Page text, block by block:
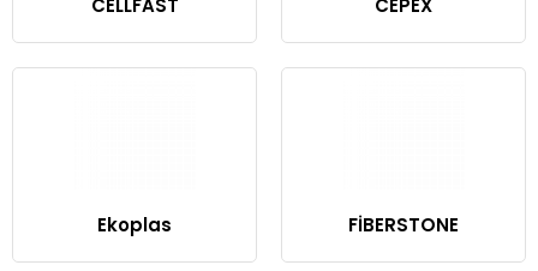
CELLFAST CEPEX
Ekoplas FİBERSTONE